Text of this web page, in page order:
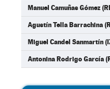
Manuel Camuñas Gómez
Agustín Tella Barrachina
Miguel Candel Sanmartín
Antonina Rodrigo García